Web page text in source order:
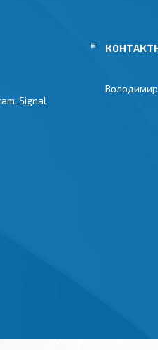
Signal
Володимир